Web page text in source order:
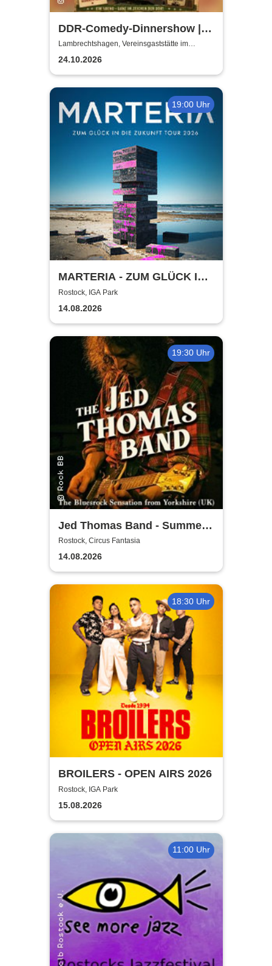
DDR-Comedy-Dinnershow |
Kulinarik trifft Kult-Comedy
Lambrechtshagen, Vereinsgaststätte im
Gemeindezentrum Lambrechtshagen
24.10.2026
19:00 Uhr
MARTERIA - ZUM GLÜCK IN
DIE ZUKUNFT TOUR 2026
Rostock, IGA Park
14.08.2026
19:30 Uhr
Jed Thomas Band - Summer
Tour 2026
Rostock, Circus Fantasia
14.08.2026
18:30 Uhr
BROILERS - OPEN AIRS 2026
Rostock, IGA Park
15.08.2026
11:00 Uhr